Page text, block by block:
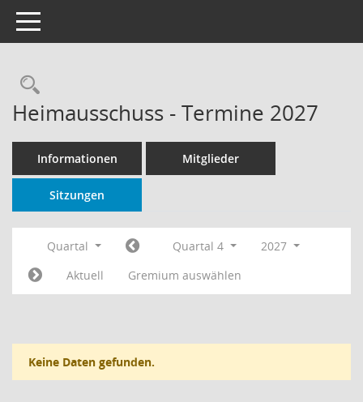
Toggle navigation
Rechercheauswahl
Heimausschuss - Termine 2027
Informationen Mitglieder
Sitzungen
Quartal Quartal 4
2027
Aktuell
Gremium auswählen
Keine Daten gefunden.